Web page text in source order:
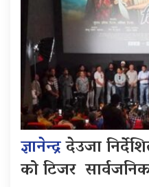
ज्ञानेन्द्रदेउजा
को टिजर